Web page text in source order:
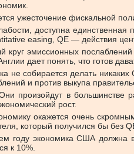
ужесточение фискальной
доступна
easing, QE — действия
круг эмиссионных
дает понять, что готов
не собирается делать
и против выкупа
произойдут в
рост.
окажется очень
который получился бы
экономика США должна
к 10%.